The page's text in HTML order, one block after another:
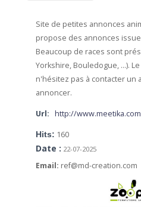
Site de petites annonces
propose des annonces
Beaucoup de races sont
Yorkshire, Bouledogue, ...).
n'hésitez pas à contacter un
annoncer.
Url: http://www.meetika.com
Hits: 160
Date : 22-07-2025
Email: ref@md-creation.com